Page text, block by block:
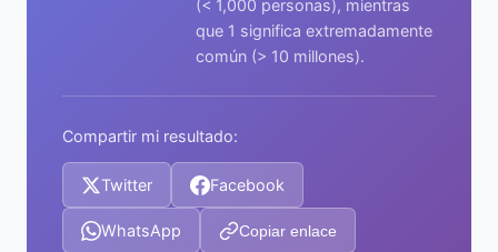
(< 1,000 personas), mientras
que 1 significa extremadamente
común (> 10 millones).
Compartir mi resultado:
Twitter Facebook
WhatsApp Copiar enlace